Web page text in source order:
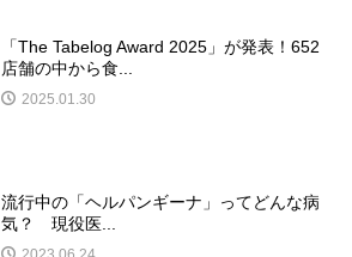
「The Tabelog Award 2025」が発表！652
店舗の中から食...
2025.01.30
流行中の「ヘルパンギーナ」ってどんな病
気？ 現役医...